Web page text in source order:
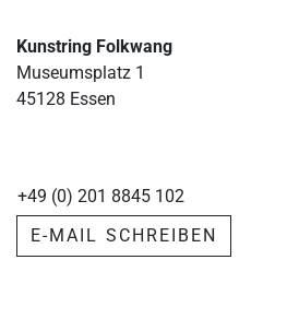
Kunstring Folkwang
Museumsplatz 1
45128 Essen
+49 (0) 201 8845 102
E-MAIL SCHREIBEN